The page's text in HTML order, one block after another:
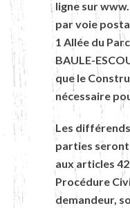
ligne sur
par voie
1 Allée du
BAULE-
que le
nécessaire
Les
parties
aux articles
Procédure
demandeur,